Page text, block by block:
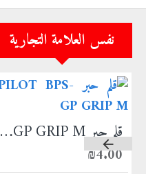
نفس العلامة التجارية
قلم حبر PILOT BPS-GP GRIP M
₪4.00